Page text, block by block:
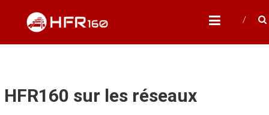
content
HFR160
Modélisme ferroviaire à l'échelle N
HFR160 sur les réseaux